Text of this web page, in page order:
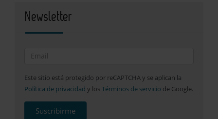
Newsletter
Este sitio está protegido por reCAPTCHA y se aplican la
Política de privacidad y los Términos de servicio de Google.
Suscribirme